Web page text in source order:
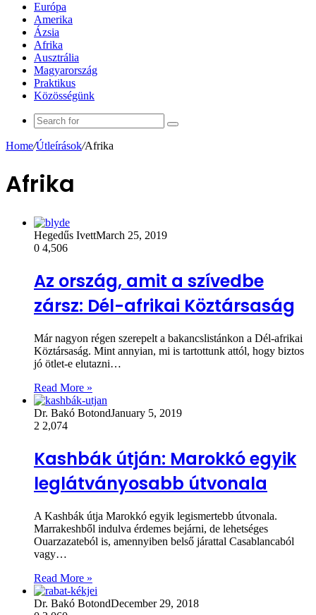
Európa
Amerika
Ázsia
Afrika
Ausztrália
Magyarország
Praktikus
Közösségünk
Search
Home/Útleírások/Afrika
Afrika
Hegedűs IvettMarch 25, 2019
0 4,506
Az ország, amit a szívedbe
zársz: Dél-afrikai Köztársaság
Már nagyon régen szerepelt a bakancslistánkon a Dél-afrikai
Köztársaság. Mint annyian, mi is tartottunk attól, hogy biztos
jó ötlet-e elutazni…
Read More »
Dr. Bakó BotondJanuary 5, 2019
2 2,074
Kashbák útján: Marokkó egyik
leglátványosabb útvonala
A Kashbák útja Marokkó egyik legismertebb útvonala.
Marrakeshből indulva érdemes bejárni, de lehetséges
Ouarzazateból is, amennyiben belső járattal Casablancaból
vagy…
Read More »
Dr. Bakó BotondDecember 29, 2018